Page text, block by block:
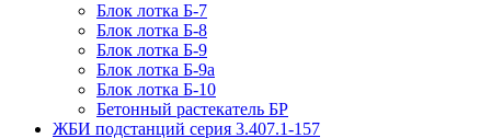
Блок лотка Б-7
Блок лотка Б-8
Блок лотка Б-9
Блок лотка Б-9а
Блок лотка Б-10
Бетонный растекатель БР
ЖБИ подстанций серия 3.407.1-157